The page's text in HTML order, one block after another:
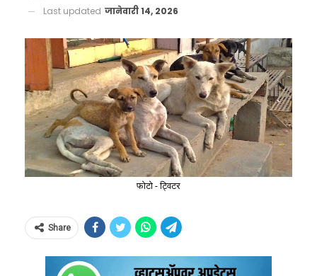
Last updated जानेवारी 14, 2026
फोटो - ट्विटर
Share